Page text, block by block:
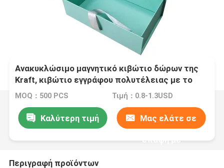
Ανακυκλώσιμο μαγνητικό κιβώτιο δώρων της
Kraft, κιβώτιο εγγράφου πολυτέλειας με το
cOem κορδελλών
MOQ：500 PCS Τιμή：0.8-1.3USD
Καλύτερη τιμή Μας ελάτε σε
επαφή με
Περιγραφή προϊόντων